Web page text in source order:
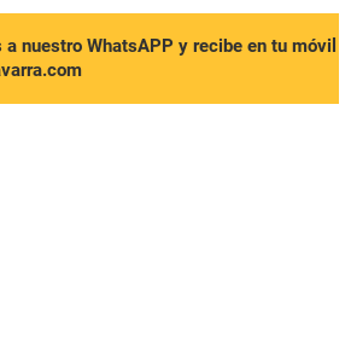
nuestro WhatsAPP y recibe en tu móvil